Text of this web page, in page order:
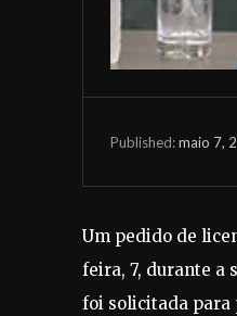
Published:maio 7,
Um pedido de
feira, 7, durante a
foi solicitada para